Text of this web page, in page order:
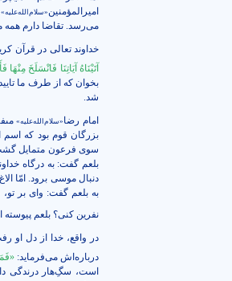
امیرالمؤمنین «سلام‌الله‌علیه»
می‌رسد. تقاضا دارم همه
خداوند تعالی در قرآن
آتَيْنَاهُ آيَاتِنَا فَانْسَلَخَ
بخوان که از طرف ما
شد.
امام رضا «سلام‌الله‌علیه»
بزرگان قوم بود كه
سوى فرعون متمايل
بلعم‏ گفت: به درگاه
دنبال موسى برود. امّا
به بلعم‏ گفت: واى بر تو،
نفرين كنى؟ بلعم‏ پيوسته
در واقع، خدا از دل او
درباره‌اش می‌فرماید:
است، سگِ‌هار درندگی